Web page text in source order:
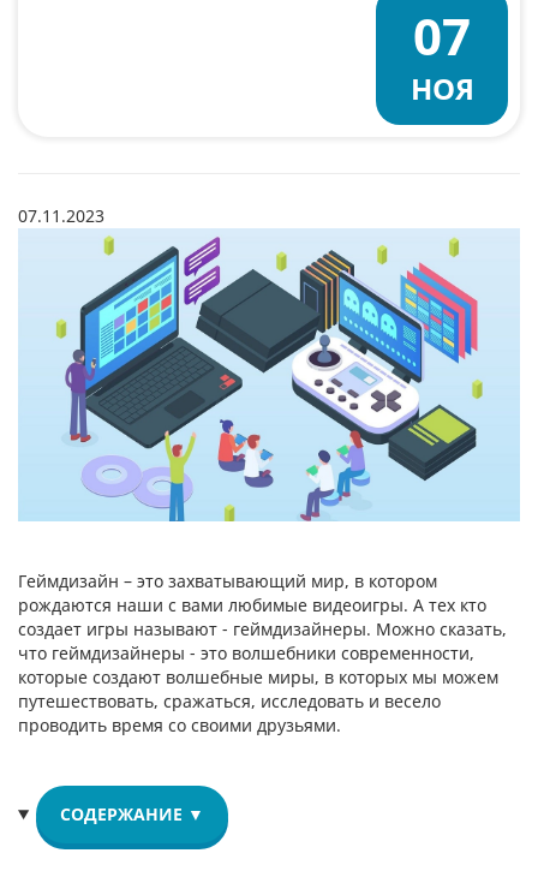
07
НОЯ
07.11.2023
Геймдизайн – это захватывающий мир, в котором
рождаются наши с вами любимые видеоигры. А тех кто
создает игры называют - геймдизайнеры. Можно сказать,
что геймдизайнеры - это волшебники современности,
которые создают волшебные миры, в которых мы можем
путешествовать, сражаться, исследовать и весело
проводить время со своими друзьями.
СОДЕРЖАНИЕ ▼